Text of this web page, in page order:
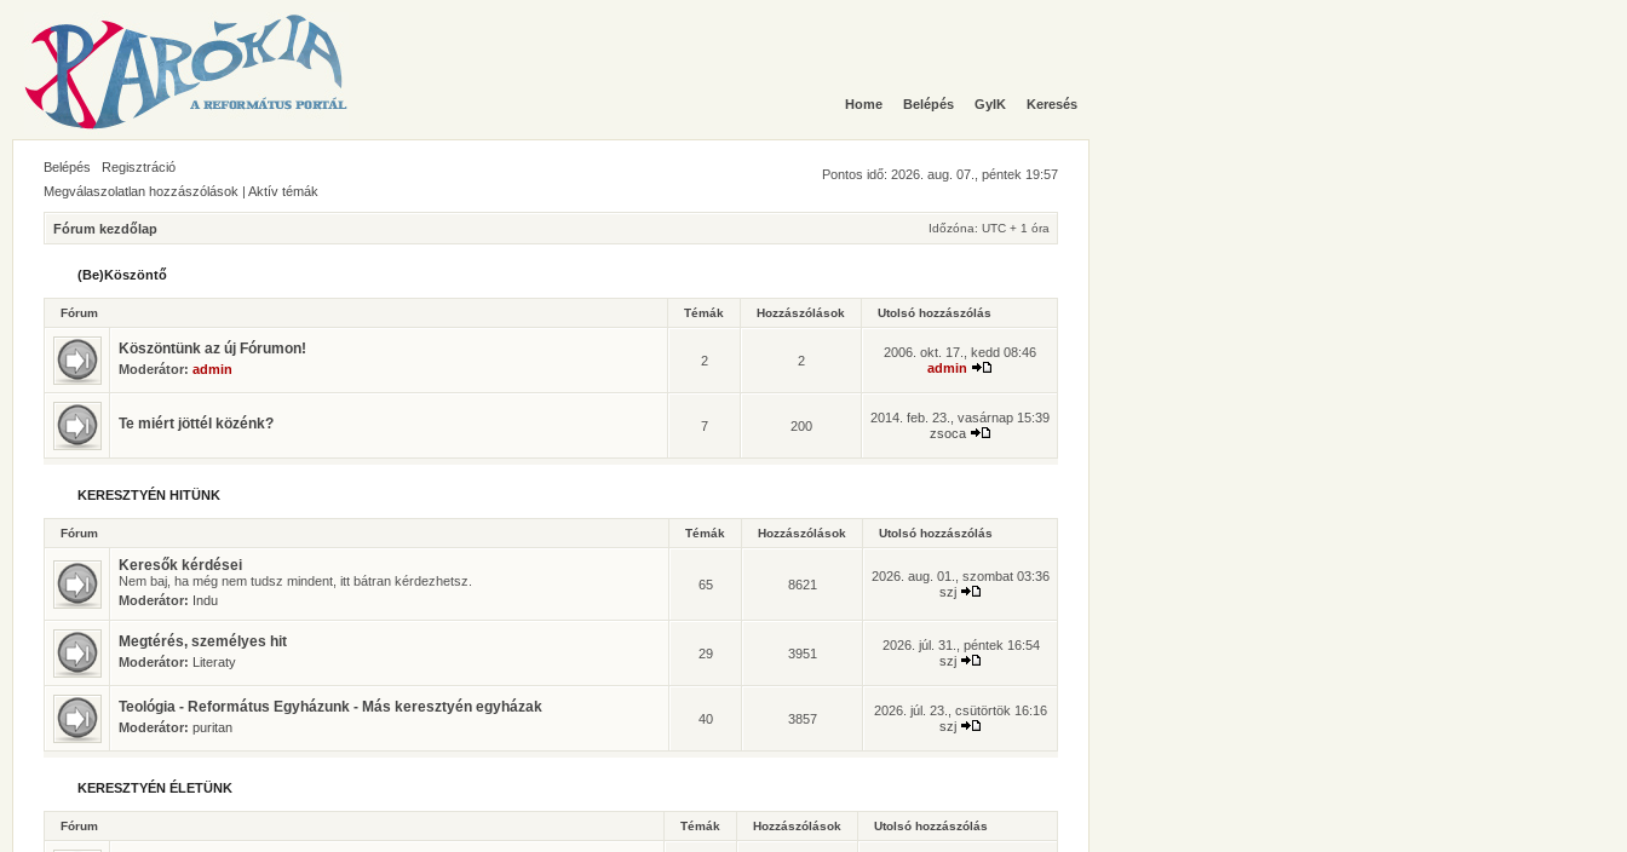
Home Belépés GyIK Keresés
Belépés Regisztráció
Pontos idő: 2026. aug. 07., péntek 19:57
Megválaszolatlan hozzászólások | Aktív témák
Fórum kezdőlap Időzóna: UTC + 1 óra
(Be)Köszöntő
Fórum Témák Hozzászólások Utolsó hozzászólás
Köszöntünk az új Fórumon!
Moderátor: admin
2 2
2006. okt. 17., kedd 08:46
admin
Te miért jöttél közénk? 7 200
2014. feb. 23., vasárnap 15:39
zsoca
KERESZTYÉN HITÜNK
Fórum Témák Hozzászólások Utolsó hozzászólás
Keresők kérdései
Nem baj, ha még nem tudsz mindent, itt bátran kérdezhetsz.
Moderátor: Indu
65 8621
2026. aug. 01., szombat 03:36
szj
Megtérés, személyes hit
Moderátor: Literaty
29 3951
2026. júl. 31., péntek 16:54
szj
Teológia - Református Egyházunk - Más keresztyén egyházak
Moderátor: puritan
40 3857
2026. júl. 23., csütörtök 16:16
szj
KERESZTYÉN ÉLETÜNK
Fórum Témák Hozzászólások Utolsó hozzászólás